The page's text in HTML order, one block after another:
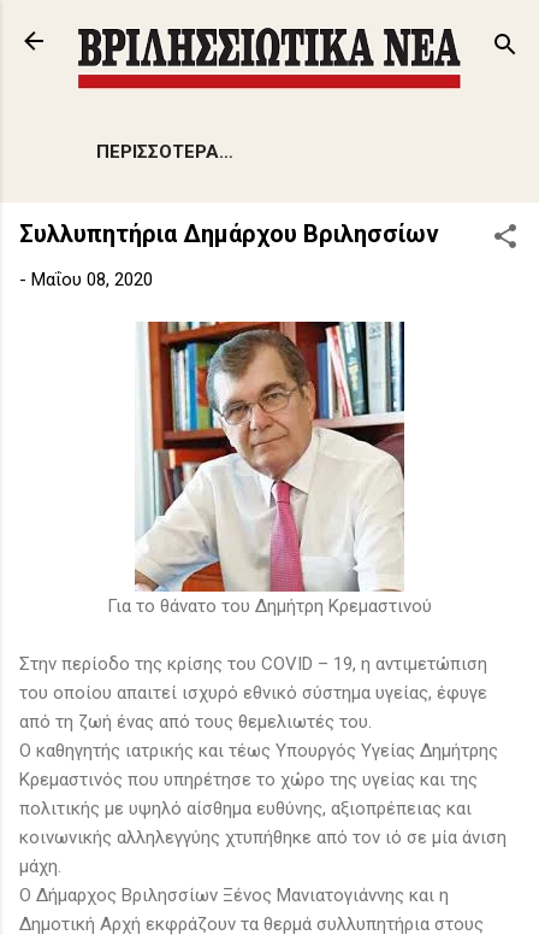
Μετάβαση στο κύριο περιεχόμενο
ΠΕΡΙΣΣΌΤΕΡΑ…
Συλλυπητήρια Δημάρχου Βριλησσίων
- Μαΐου 08, 2020
Για το θάνατο του Δημήτρη Κρεμαστινού
Στην περίοδο της κρίσης του COVID – 19, η αντιμετώπιση
του οποίου απαιτεί ισχυρό εθνικό σύστημα υγείας, έφυγε
από τη ζωή ένας από τους θεμελιωτές του.
Ο καθηγητής ιατρικής και τέως Υπουργός Υγείας Δημήτρης
Κρεμαστινός που υπηρέτησε το χώρο της υγείας και της
πολιτικής με υψηλό αίσθημα ευθύνης, αξιοπρέπειας και
κοινωνικής αλληλεγγύης χτυπήθηκε από τον ιό σε μία άνιση
μάχη.
Ο Δήμαρχος Βριλησσίων Ξένος Μανιατογιάννης και η
Δημοτική Αρχή εκφράζουν τα θερμά συλλυπητήρια στους